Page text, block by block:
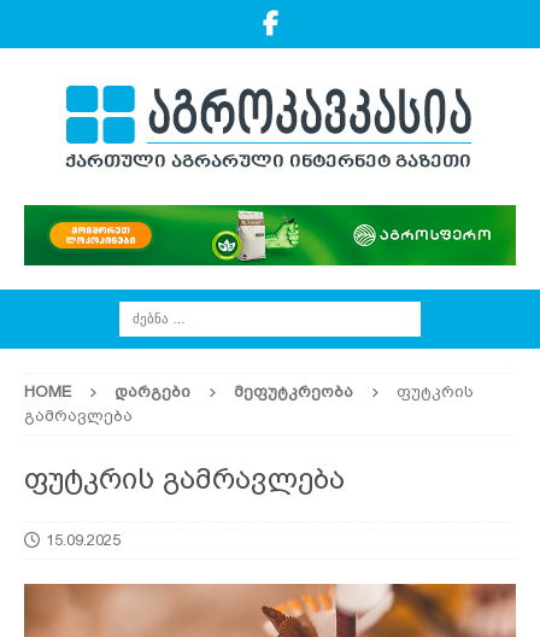
HOME ᲓᲐᲠᲒᲔᲑᲘ ᲛᲔᲤᲣᲢᲙᲠᲔᲝᲑᲐ
ფუტკრის
გამრავლება
ფუტკრის გამრავლება
15.09.2025